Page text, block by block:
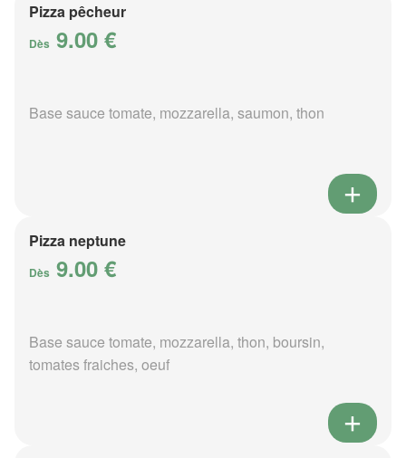
Pizza pêcheur
Dès 9.00 €
Base sauce tomate, mozzarella, saumon, thon
Pizza neptune
Dès 9.00 €
Base sauce tomate, mozzarella, thon, boursin,
tomates fraiches, oeuf